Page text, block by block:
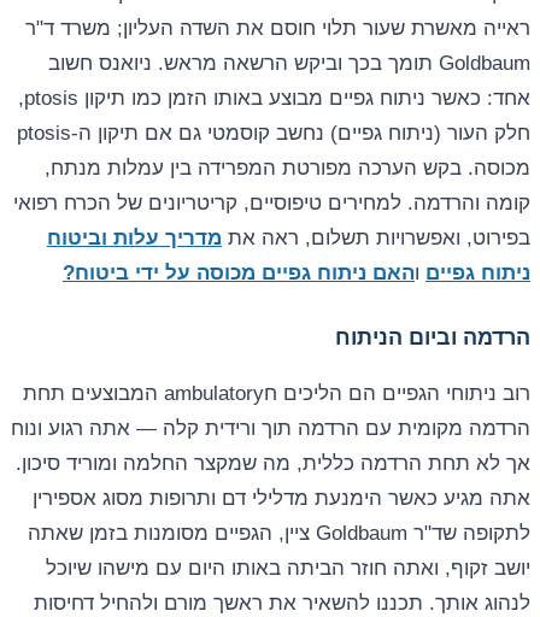
ראייה מאשרת שעור תלוי חוסם את השדה העליון; משרד ד"ר
Goldbaum תומך בכך וביקש הרשאה מראש. ניואנס חשוב
אחד: כאשר ניתוח גפיים מבוצע באותו הזמן כמו תיקון ptosis,
חלק העור (ניתוח גפיים) נחשב קוסמטי גם אם תיקון ה-ptosis
מכוסה. בקש הערכה מפורטת המפרידה בין עמלות מנתח,
קומה והרדמה. למחירים טיפוסיים, קריטריונים של הכרח רפואי
בפירוט, ואפשרויות תשלום, ראה את מדריך עלות וביטוח
ניתוח גפיים והאם ניתוח גפיים מכוסה על ידי ביטוח?
הרדמה וביום הניתוח
רוב ניתוחי הגפיים הם הליכים חambulatory המבוצעים תחת
הרדמה מקומית עם הרדמה תוך ורידית קלה — אתה רגוע ונוח
אך לא תחת הרדמה כללית, מה שמקצר החלמה ומוריד סיכון.
אתה מגיע כאשר הימנעת מדלילי דם ותרופות מסוג אספירין
לתקופה שד"ר Goldbaum ציין, הגפיים מסומנות בזמן שאתה
יושב זקוף, ואתה חוזר הביתה באותו היום עם מישהו שיוכל
לנהוג אותך. תכננו להשאיר את ראשך מורם ולהחיל דחיסות